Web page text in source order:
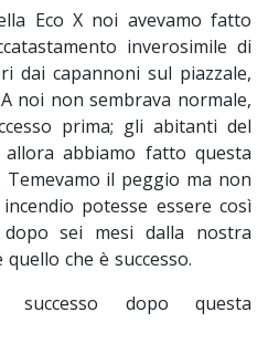
Eco X noi avevamo fatto
inverosimile di
dai capannoni sul piazzale,
noi non sembrava normale,
prima; gli abitanti del
abbiamo fatto questa
Temevamo il peggio ma non
potesse essere così
sei mesi dalla nostra
che è successo.
dopo questa